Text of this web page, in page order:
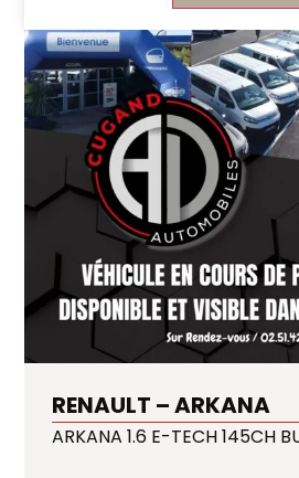
RENAULT – ARKANA
ARKANA 1.6 E-TECH 145CH